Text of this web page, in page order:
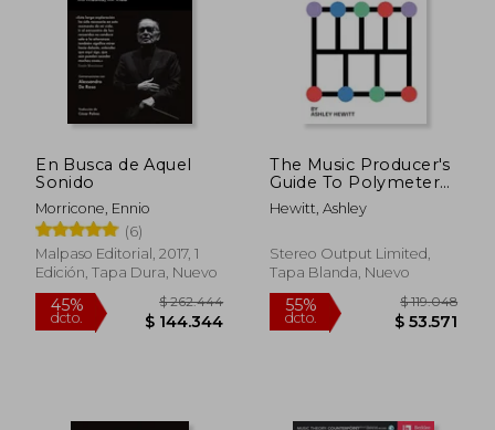
45%
dcto.
$ 309.904 55%
dcto.
$
$
En Busca de Aquel
Sonido
Morricone, Ennio
(6)
Malpaso Editorial, 2017, 1
Edición, Tapa Dura, Nuevo
The Music Producer's
Guide To Polymeter
and Polyrhythm (en
Inglés)
Hewitt, Ashley
Stereo Output Limited,
Tapa Blanda, Nuevo